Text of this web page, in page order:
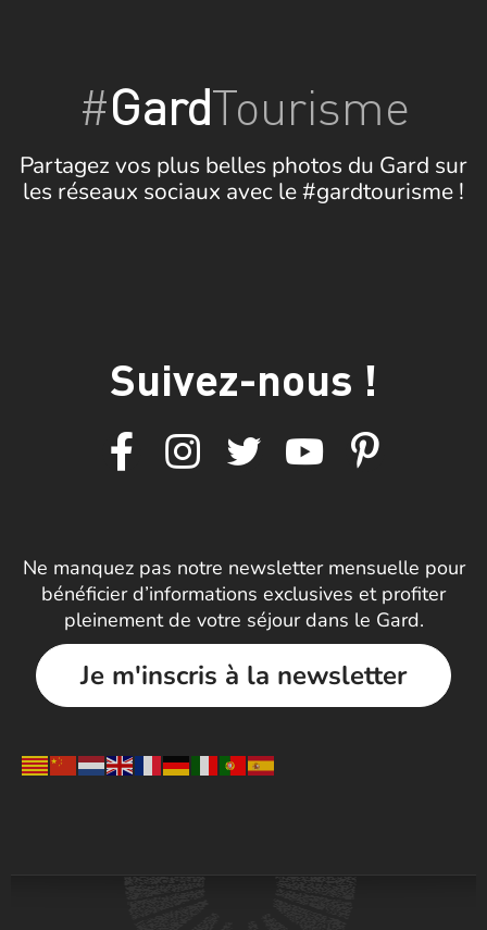
#GardTourisme
Partagez vos plus belles photos du Gard sur
les réseaux sociaux avec le #gardtourisme !
Suivez-nous !
Ne manquez pas notre newsletter mensuelle pour
bénéficier d’informations exclusives et profiter
pleinement de votre séjour dans le Gard.
Je m'inscris à la newsletter